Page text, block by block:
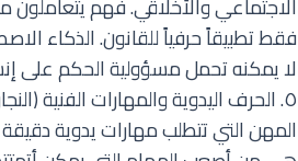
فقط تطبيقاً حرفياً للقانون. الذكاء
لا يمكنه تحمل مسؤولية الحكم على
٥. الحرف اليدوية والمهارات الفنية (النجار، السباك، الطاهي)
المهن التي تتطلب مهارات يدوية